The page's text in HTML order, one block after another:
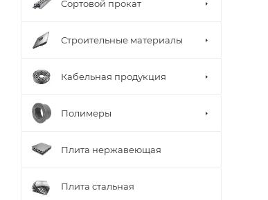
Сортовой прокат
Строительные материалы
Кабельная продукция
Полимеры
Плита нержавеющая
Плита стальная